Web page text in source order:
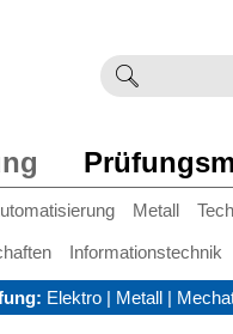
eingeben
Metall
Informationstechnik
Elektro | Metall |